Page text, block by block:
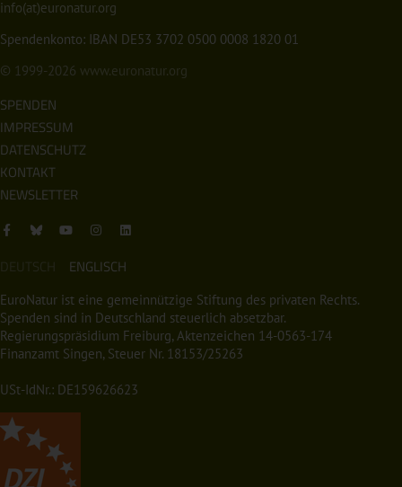
info(at)euronatur.org
Spendenkonto: IBAN DE53 3702 0500 0008 1820 01
© 1999-2026 www.euronatur.org
SPENDEN
IMPRESSUM
DATENSCHUTZ
KONTAKT
NEWSLETTER
DEUTSCH ENGLISCH
EuroNatur ist eine gemeinnützige Stiftung des privaten Rechts.
Spenden sind in Deutschland steuerlich absetzbar.
Regierungspräsidium Freiburg, Aktenzeichen 14-0563-174
Finanzamt Singen, Steuer Nr. 18153/25263
USt-IdNr.: DE159626623